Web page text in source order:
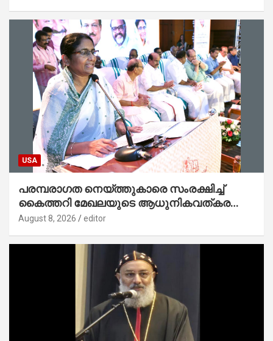
USA
പരമ്പരാഗത നെയ്ത്തുകാരെ സംരക്ഷിച്ച്
കൈത്തറി മേഖലയുടെ ആധുനികവത്കരണം
സാധ്യമാക്കും : ഡെപ്യൂട്ടി സ്പീക്കർ
August 8, 2026 editor